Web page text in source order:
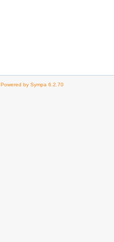
Powered by Sympa 6.2.70